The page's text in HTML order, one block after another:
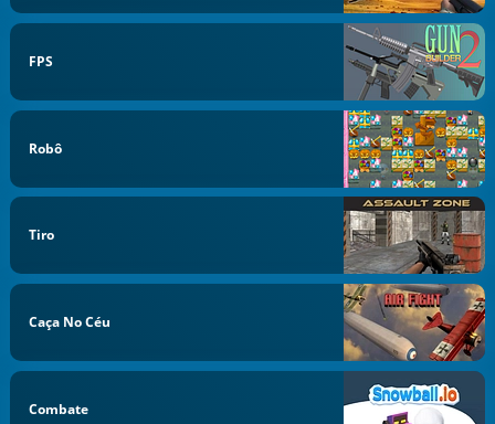
FPS
Robô
Tiro
Caça No Céu
Combate